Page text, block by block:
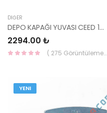
DIĞER
DEPO KAPAĞI YUVASI CEED 12-15 81595-A2000-HMC
2294.00 ₺
( 275 Görüntüleme )
YENI